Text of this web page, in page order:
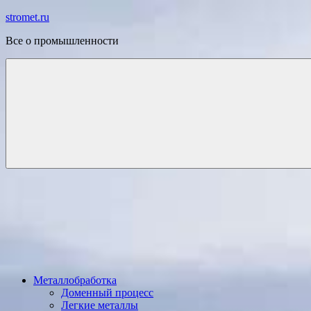
Перейти
содержимому
stromet.ru
Все о промышленности
Металлобработка
Доменный процесс
Легкие металлы